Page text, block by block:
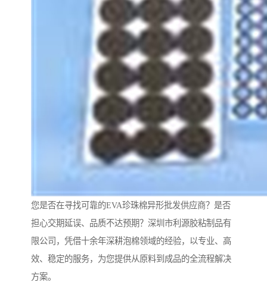
您是否在寻找可靠的EVA珍珠棉异形批发供应商？是否
担心交期延误、品质不达预期？深圳市利源胶粘制品有
限公司，凭借十余年深耕泡棉领域的经验，以专业、高
效、稳定的服务，为您提供从原料到成品的全流程解决
方案。